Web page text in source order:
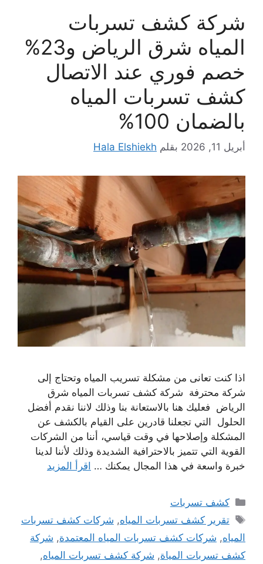
شركة كشف تسربات
المياه شرق الرياض و23%
خصم فوري عند الاتصال
كشف تسربات المياه
بالضمان 100%
أبريل 11, 2026 بقلم Hala Elshiekh
اذا كنت تعانى من مشكلة تسريب المياه وتحتاج إلى
شركة محترفة شركة كشف تسربات المياه شرق
الرياض فعليك هنا بالاستعانة بنا وذلك لاننا نقدم أفضل
الحلول التي تجعلنا قادرين على القيام بالكشف عن
المشكلة وإصلاحها في وقت قياسي، أننا من الشركات
القوية التي تتميز بالاحترافية الشديدة وذلك لأننا لدينا
خبرة واسعة في هذا المجال يمكنك … اقرأ المزيد
التصنيفات
كشف تسربات
الوسوم
تقرير كشف تسربات المياه, شركات كشف تسربات
المياه, شركات كشف تسربات المياه المعتمدة, شركة
كشف تسربات المياة, شركة كشف تسربات المياه,